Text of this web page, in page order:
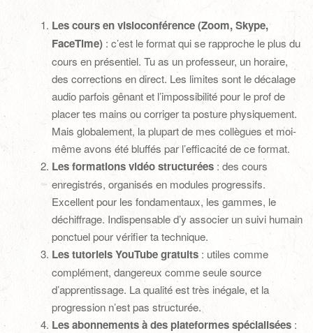
Les cours en visioconférence (Zoom, Skype,
FaceTime) : c’est le format qui se rapproche le plus du
cours en présentiel. Tu as un professeur, un horaire,
des corrections en direct. Les limites sont le décalage
audio parfois gênant et l’impossibilité pour le prof de
placer tes mains ou corriger ta posture physiquement.
Mais globalement, la plupart de mes collègues et moi-
même avons été bluffés par l’efficacité de ce format.
Les formations vidéo structurées : des cours
enregistrés, organisés en modules progressifs.
Excellent pour les fondamentaux, les gammes, le
déchiffrage. Indispensable d’y associer un suivi humain
ponctuel pour vérifier ta technique.
Les tutoriels YouTube gratuits : utiles comme
complément, dangereux comme seule source
d’apprentissage. La qualité est très inégale, et la
progression n’est pas structurée.
Les abonnements à des plateformes spécialisées :